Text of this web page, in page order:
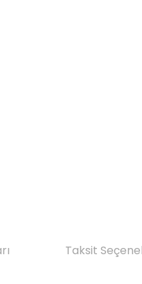
Taksit